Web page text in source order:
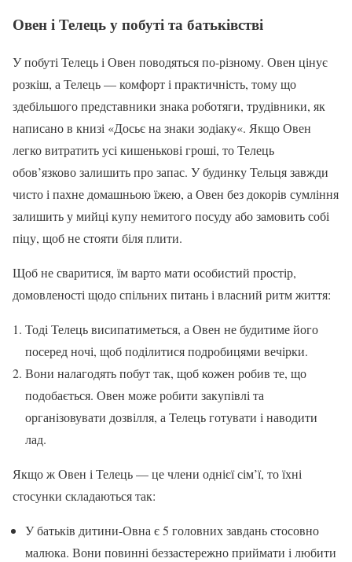
Овен і Телець у побуті та батьківстві
У побуті Телець і Овен поводяться по-різному. Овен цінує
розкіш, а Телець — комфорт і практичність, тому що
здебільшого представники знака роботяги, трудівники, як
написано в книзі «Досьє на знаки зодіаку«. Якщо Овен
легко витратить усі кишенькові гроші, то Телець
обов’язково залишить про запас. У будинку Тельця завжди
чисто і пахне домашньою їжею, а Овен без докорів сумління
залишить у мийці купу немитого посуду або замовить собі
піцу, щоб не стояти біля плити.
Щоб не сваритися, їм варто мати особистий простір,
домовленості щодо спільних питань і власний ритм життя:
Тоді Телець висипатиметься, а Овен не будитиме його
посеред ночі, щоб поділитися подробицями вечірки.
Вони налагодять побут так, щоб кожен робив те, що
подобається. Овен може робити закупівлі та
організовувати дозвілля, а Телець готувати і наводити
лад.
Якщо ж Овен і Телець — це члени однієї сім’ї, то їхні
стосунки складаються так:
У батьків дитини-Овна є 5 головних завдань стосовно
малюка. Вони повинні беззастережно приймати і любити